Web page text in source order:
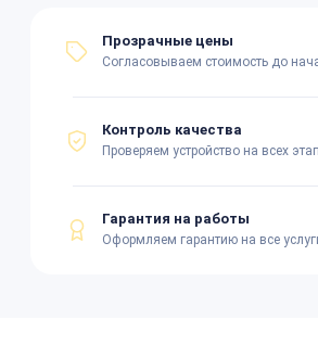
Прозрачные цены
Согласовываем стоимость до
Контроль качества
Проверяем устройство на всех
Гарантия на работы
Оформляем гарантию на все